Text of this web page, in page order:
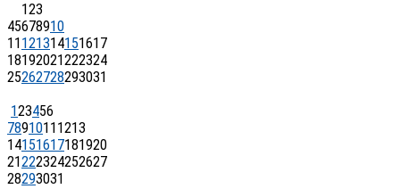
123
45678910
11 121314151617
18192021222324
25262728293031
123456
7891011 1213
14151617181920
21222324252627
28293031